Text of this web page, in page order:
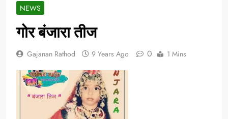
NEWS
गोर बंजारा तीज
Gajanan Rathod 9 Years Ago 0 1 Mins